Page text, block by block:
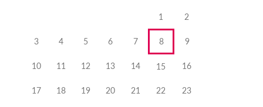
1 2
3 4 5 6 7 8 9
10 11 12 13 14 15 16
17 18 19 20 21 22 23